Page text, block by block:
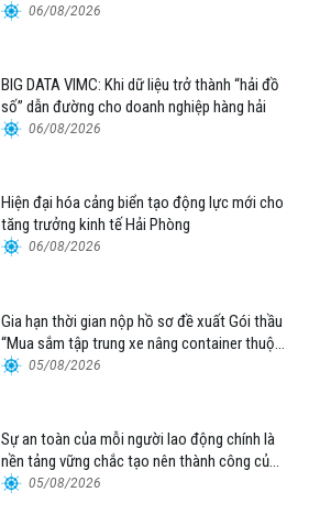
06/08/2026
BIG DATA VIMC: Khi dữ liệu trở thành “hải đồ
số” dẫn đường cho doanh nghiệp hàng hải
06/08/2026
Hiện đại hóa cảng biển tạo động lực mới cho
tăng trưởng kinh tế Hải Phòng
06/08/2026
Gia hạn thời gian nộp hồ sơ đề xuất Gói thầu
“Mua sắm tập trung xe nâng container thuộc
Tổng công ty Hàng hải Việt Nam – CTCP”
05/08/2026
Sự an toàn của mỗi người lao động chính là
nền tảng vững chắc tạo nên thành công của
Cảng Đà Nẵng
05/08/2026